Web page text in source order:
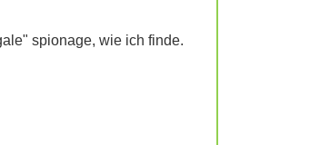
spionage, wie ich finde.